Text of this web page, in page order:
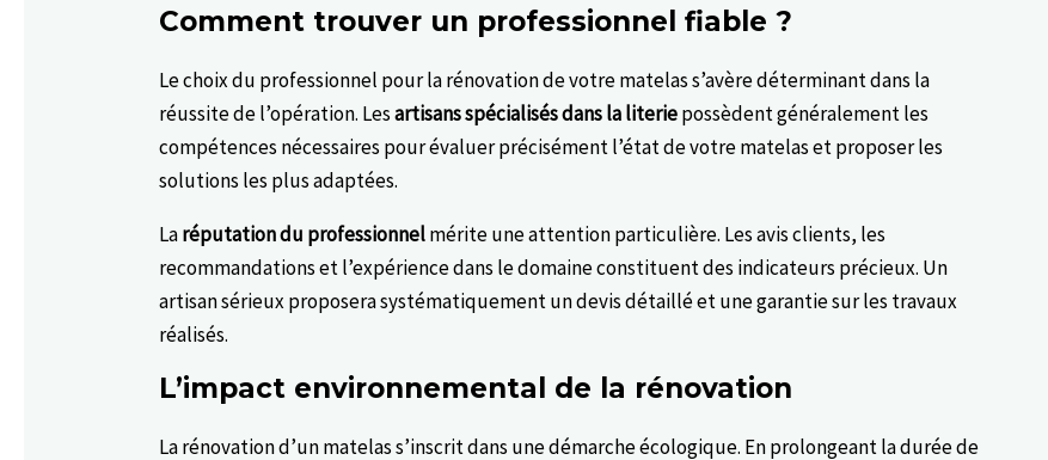
Comment trouver un professionnel fiable ?
Le choix du professionnel pour la rénovation de votre matelas s’avère déterminant dans la
réussite de l’opération. Lesartisans spécialisés dans la literiepossèdent généralement les
compétences nécessaires pour évaluer précisément l’état de votre matelas et proposer les
solutions les plus adaptées.
Laréputation du professionnelmérite une attention particulière. Les avis clients, les
recommandations et l’expérience dans le domaine constituent des indicateurs précieux. Un
artisan sérieux proposera systématiquement un devis détaillé et une garantie sur les travaux
réalisés.
L’impact environnemental de la rénovation
La rénovation d’un matelas s’inscrit dans une démarche écologique. En prolongeant la durée de